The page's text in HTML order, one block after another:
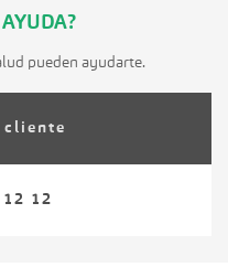
pueden ayudarte.
cliente
12